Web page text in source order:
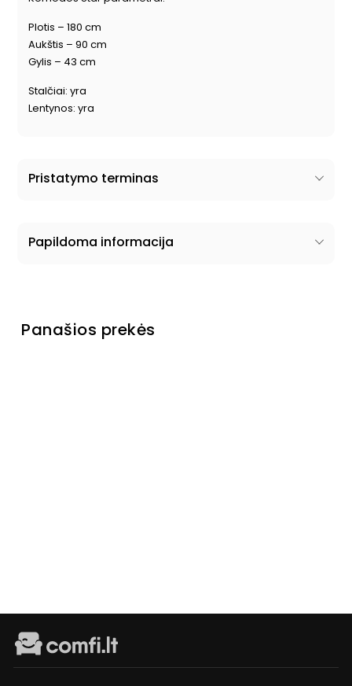
Plotis – 180 cm
Aukštis – 90 cm
Gylis – 43 cm
Stalčiai: yra
Lentynos: yra
Pristatymo terminas
Papildoma informacija
Panašios prekės